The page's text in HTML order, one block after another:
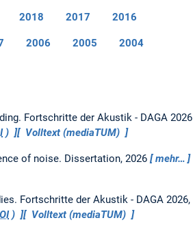
2018 2017 2016
2006 2005 2004
Fortschritte der Akustik - DAGA 2026
) Volltext (mediaTUM)
of noise. Dissertation, 2026
mehr…
Fortschritte der Akustik - DAGA 2026,
) Volltext (mediaTUM)